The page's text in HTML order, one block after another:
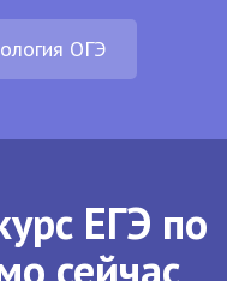
ОГЭ
ЕГЭ по
сейчас